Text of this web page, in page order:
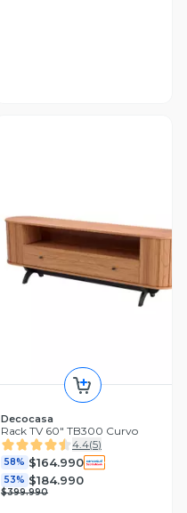
Decocasa
Rack TV 60" TB300 Curvo
4.4(5)
58% $164.990
53% $184.990
$399.990